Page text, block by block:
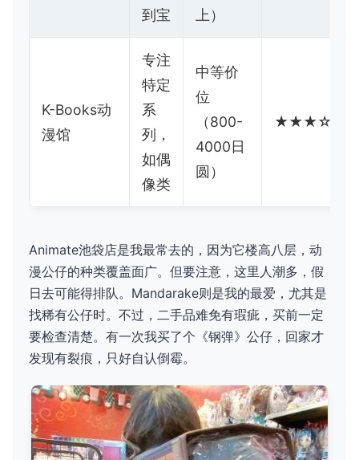
到宝
上）
K-Books动
漫馆
专注
特定
系
列，
如偶
像类
中等价
位
（800-
4000日
圆）
★★★☆☆
Animate池袋店是我最常去的，因为它楼高八层，动
漫公仔的种类覆盖面广。但要注意，这里人潮多，假
日去可能得排队。Mandarake则是我的最爱，尤其是
找稀有公仔时。不过，二手品难免有瑕疵，买前一定
要检查清楚。有一次我买了个《钢弹》公仔，回家才
发现有裂痕，只好自认倒霉。